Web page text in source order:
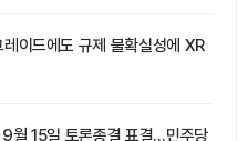
이드에도 규제 불확실성에 XR
월 15일 토론종결 표결…민주당